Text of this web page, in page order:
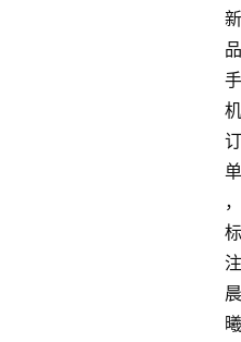
新
品
手
机
订
单
，
标
注
晨
曦